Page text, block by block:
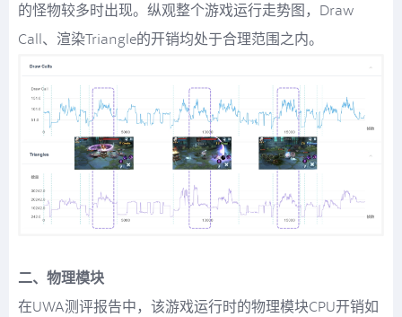
的怪物较多时出现。纵观整个游戏运行走势图，Draw
Call、渲染Triangle的开销均处于合理范围之内。
二、物理模块
在UWA测评报告中，该游戏运行时的物理模块CPU开销如